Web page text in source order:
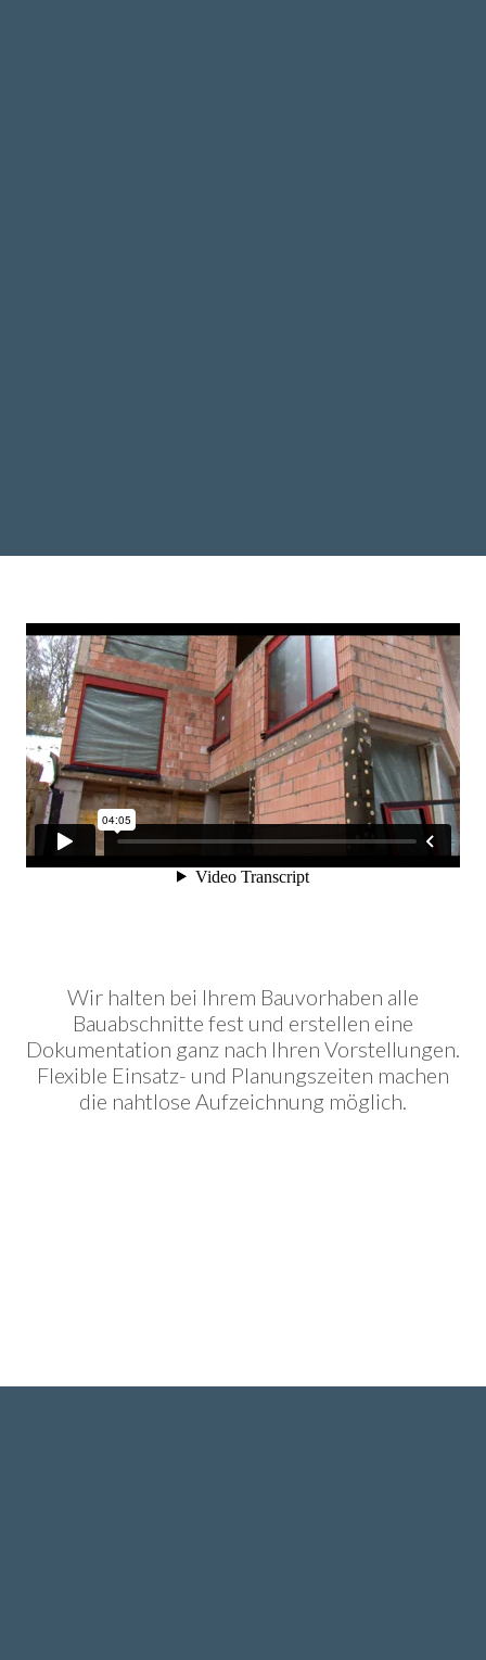
Wir halten bei Ihrem Bauvorhaben alle
Bauabschnitte fest und erstellen eine
Dokumentation ganz nach Ihren Vorstellungen.
Flexible Einsatz- und Planungszeiten machen
die nahtlose Aufzeichnung möglich.